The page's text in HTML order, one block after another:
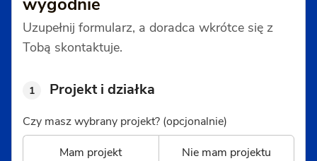
Uzupełnij formularz, a doradca wkrótce się z
Tobą skontaktuje.
1 Projekt i działka
Czy masz wybrany projekt? (opcjonalnie)
Mam projekt
Nie mam projektu